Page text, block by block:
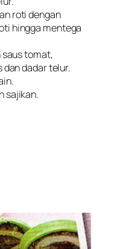
roti dengan
hingga mentega
saus tomat,
dadar telur.
sajikan.